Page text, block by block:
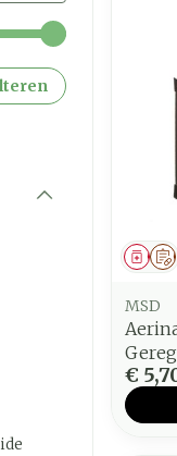
en rechts om de
MSD
€